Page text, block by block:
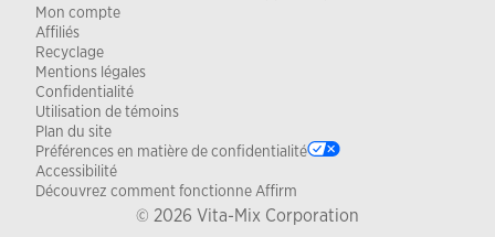
Mon compte
Affiliés
Recyclage
Mentions légales
Confidentialité
Utilisation de témoins
Plan du site
Préférences en matière de confidentialité
Accessibilité
Découvrez comment fonctionne Affirm
© 2026 Vita-Mix Corporation